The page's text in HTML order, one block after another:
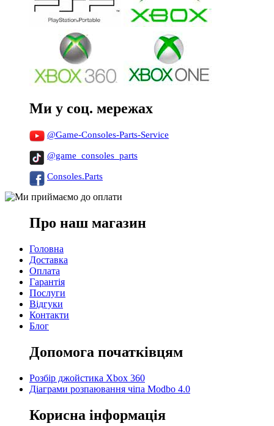
Ми у соц. мережах
@Game-Consoles-Parts-Service
@game_consoles_parts
Consoles.Parts
Про наш магазин
Головна
Доставка
Оплата
Гарантія
Послуги
Відгуки
Контакти
Блог
Допомога початківцям
Розбір джойстика Xbox 360
Діаграми розпаювання чіпа Modbo 4.0
Корисна інформація